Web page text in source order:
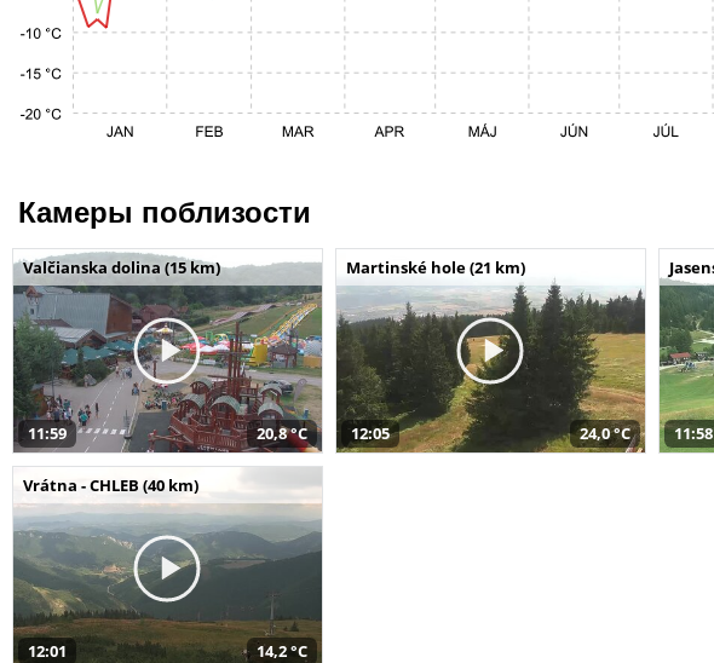
Камеры поблизости
Valčianska dolina (15 km)
11:59 20,8 °C
Martinské hole (21 km)
12:05 24,0 °C 11:58
Vrátna - CHLEB (40 km)
12:01 14,2 °C